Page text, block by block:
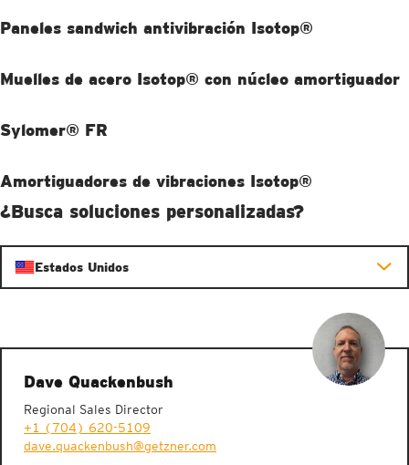
OBTENGA MÁS INFORMACIÓN
OBTENGA MÁS INFORMACIÓN
OBTENGA MÁS INFORMACIÓN
Paneles sandwich antivibración Isotop®
Muelles de acero Isotop® con núcleo amortiguador
Sylomer® FR
Amortiguadores de vibraciones Isotop®
¿Busca soluciones personalizadas?
Estados Unidos
Dave Quackenbush
Regional Sales Director
+1 (704) 620-5109
dave.quackenbush@getzner.com